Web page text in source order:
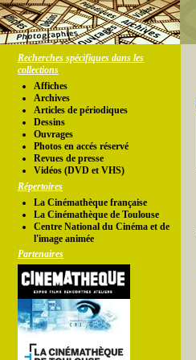
Recherches spécifiques dans les
collections
Affiches
Archives
Articles de périodiques
Dessins
Ouvrages
Photos en accés réservé
Revues de presse
Vidéos (DVD et VHS)
Répertoires
La Cinémathèque française
La Cinémathèque de Toulouse
Centre National du Cinéma et de
l'image animée
Partenaires